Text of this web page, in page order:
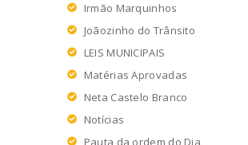
Irmão Marquinhos
Joãozinho do Trânsito
LEIS MUNICIPAIS
Matérias Aprovadas
Neta Castelo Branco
Notícias
Pauta da ordem do Dia